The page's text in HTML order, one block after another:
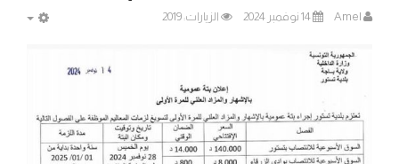
Amel 14 نوفمبر 2024 الزيارات: 2019